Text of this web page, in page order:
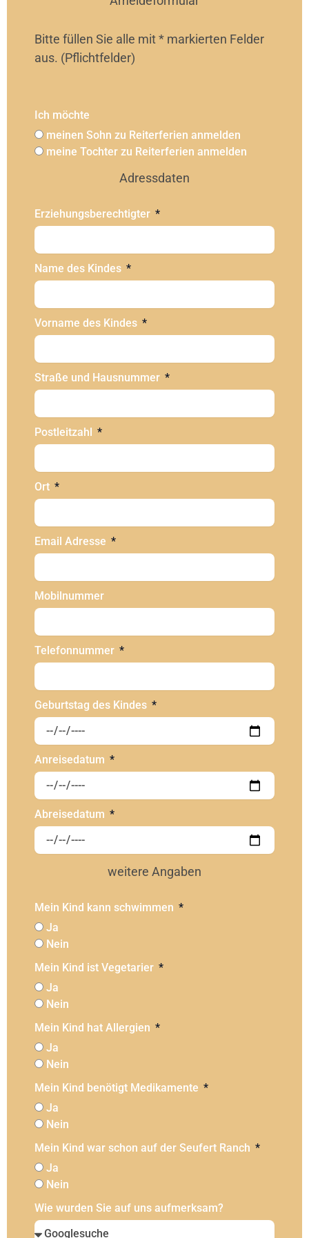
Bitte füllen Sie alle mit * markierten Felder
aus. (Pflichtfelder)
Ich möchte
meinen Sohn zu Reiterferien anmelden
meine Tochter zu Reiterferien anmelden
Adressdaten
Erziehungsberechtigter
Name des Kindes
Vorname des Kindes
Straße und Hausnummer
Postleitzahl
Ort
Email Adresse
Mobilnummer
Telefonnummer
Geburtstag des Kindes
Anreisedatum
Abreisedatum
weitere Angaben
Mein Kind kann schwimmen
Ja
Nein
Mein Kind ist Vegetarier
Ja
Nein
Mein Kind hat Allergien
Ja
Nein
Mein Kind benötigt Medikamente
Ja
Nein
Mein Kind war schon auf der Seufert Ranch
Ja
Nein
Wie wurden Sie auf uns aufmerksam?